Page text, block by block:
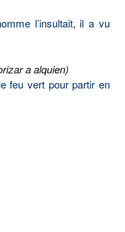
l’insultait, il a vu
a alquien)
feu vert pour partir en